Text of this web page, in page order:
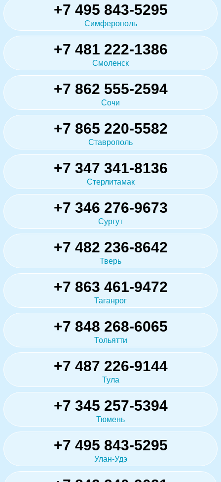
+7 495 843-5295
Симферополь
+7 481 222-1386
Смоленск
+7 862 555-2594
Сочи
+7 865 220-5582
Ставрополь
+7 347 341-8136
Стерлитамак
+7 346 276-9673
Сургут
+7 482 236-8642
Тверь
+7 863 461-9472
Таганрог
+7 848 268-6065
Тольятти
+7 487 226-9144
Тула
+7 345 257-5394
Тюмень
+7 495 843-5295
Улан-Удэ